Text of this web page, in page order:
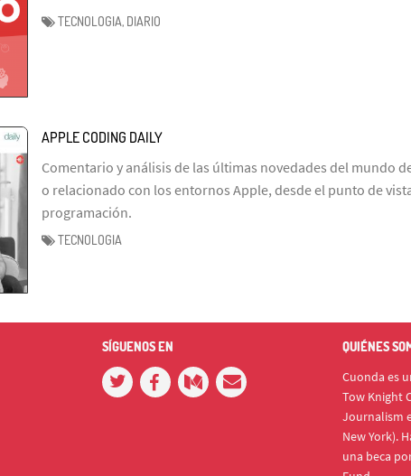
TECNOLOGIA, DIARIO
APPLE CODING DAILY
Comentario y análisis de las últimas novedades del mundo
o relacionado con los entornos Apple, desde el punto de
programación.
TECNOLOGIA
SÍGUENOS EN QUIÉNES
Cuonda es
Tow Knight
Journalism
New York).
una beca